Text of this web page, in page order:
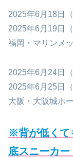
2025年6月18日
2025年6月19日
福岡・マリンメ
2025年6月24日
2025年6月25日
大阪・大阪城ホ
※背が低くて
底スニーカー